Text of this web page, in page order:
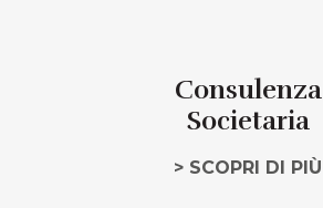
Consulenza
Societaria
> SCOPRI DI PIÙ